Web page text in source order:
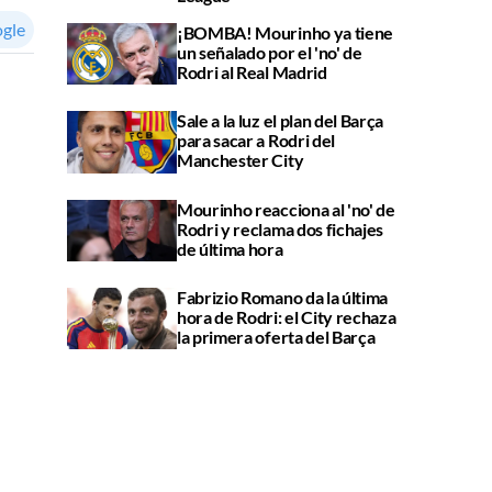
¡BOMBA! Mourinho ya tiene
un señalado por el 'no' de
Rodri al Real Madrid
Sale a la luz el plan del Barça
para sacar a Rodri del
Manchester City
Mourinho reacciona al 'no' de
Rodri y reclama dos fichajes
de última hora
Fabrizio Romano da la última
hora de Rodri: el City rechaza
la primera oferta del Barça